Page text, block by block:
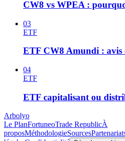
CW8 vs WPEA :
03
ETF
ETF CW8 Amundi : avis
04
ETF
ETF capitalisant ou
Arbolyo
Le PlanFortuneoTrade RepublicÀ
proposMéthodologieSources